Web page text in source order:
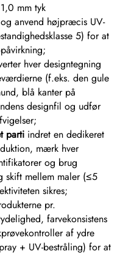
mm tyk
anvend højpræcis UV-
5) for at
hver designtegning
(f.eks. den gule
blå kanter på
designfil og udfør
parti indret en dedikeret
mærk hver
og brug
skift mellem maler (≤5
sikres;
pr.
farvekonsistens
af ydre
+ UV-bestråling) for at